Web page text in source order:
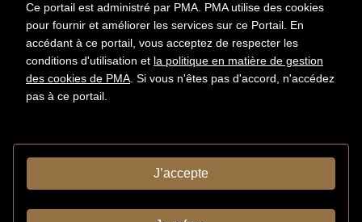
photographiques réalisés
par différents
photographes ; portraits
de Jacques Villon et vues
de son atelier (1948-
1962).
Groupe de pieces:
Photographe : Brassaï.
DESCRIPTION
Type de
Photographies
Ce portail est administré par PMA. PMA utilise des cookies
pour fournir et améliorer les services sur ce Portail. En
accédant à ce portail, vous acceptez de respecter les
conditions d'utilisation et la politique en matière de gestion
des cookies de PMA . Si vous n'êtes pas d'accord, n'accédez
pas à ce portail.
J’accepte